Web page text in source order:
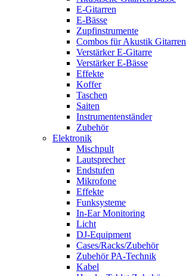
E-Gitarren
E-Bässe
Zupfinstrumente
Combos für Akustik Gitarren
Verstärker E-Gitarre
Verstärker E-Bässe
Effekte
Koffer
Taschen
Saiten
Instrumentenständer
Zubehör
Elektronik
Mischpult
Lautsprecher
Endstufen
Mikrofone
Effekte
Funksysteme
In-Ear Monitoring
Licht
DJ-Equipment
Cases/Racks/Zubehör
Zubehör PA-Technik
Kabel